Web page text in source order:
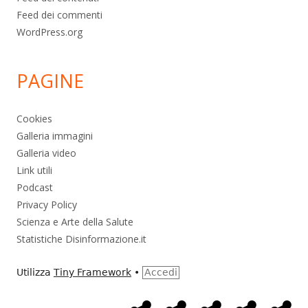
Feed dei commenti
WordPress.org
PAGINE
Cookies
Galleria immagini
Galleria video
Link utili
Podcast
Privacy Policy
Scienza e Arte della Salute
Statistiche Disinformazione.it
Utilizza Tiny Framework • Accedi
Home
Alimentazione
AmbienteBambini